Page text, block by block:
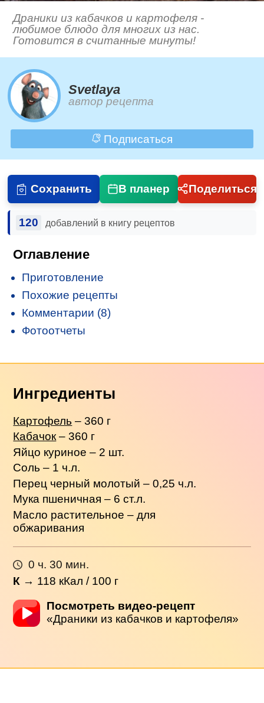
Драники из кабачков и картофеля -
любимое блюдо для многих из нас.
Готовится в считанные минуты!
Svetlaya
автор рецепта
Подписаться
Сохранить В планер Поделиться
120 добавлений в книгу рецептов
Оглавление
Приготовление
Похожие рецепты
Комментарии (8)
Фотоотчеты
Ингредиенты
Картофель – 360 г
Кабачок– 360 г
Яйцо куриное – 2 шт.
Соль – 1 ч.л.
Перец черный молотый – 0,25 ч.л.
Мука пшеничная – 6 ст.л.
Масло растительное – для
обжаривания
0 ч. 30 мин.
К → 118 кКал / 100 г
Посмотреть видео-рецепт
«Драники из кабачков и картофеля»